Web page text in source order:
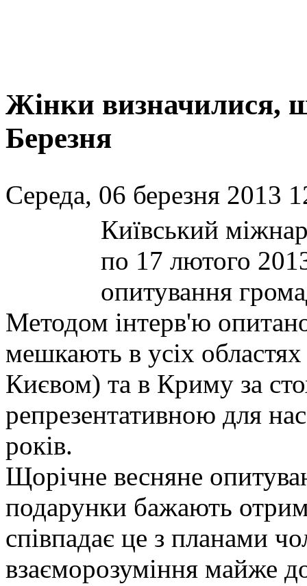
Жінки визначилися,
Березня
Середа, 06 березня 2013
Київський
по 17 лютого
опитування
Методом інтерв'ю
мешкають в усіх
Києвом) та в Криму за
репрезентативною для
років.
Щорічне весняне
подарунки бажають
співпадає це з планами
взаєморозуміння майже